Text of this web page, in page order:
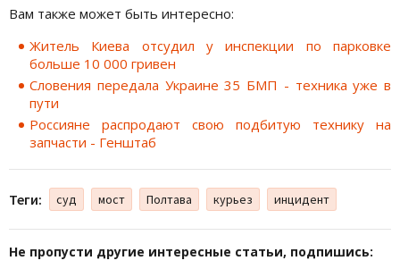
Вам также может быть интересно:
Житель Киева отсудил у инспекции по парковке
больше 10 000 гривен
Словения передала Украине 35 БМП - техника уже в
пути
Россияне распродают свою подбитую технику на
запчасти - Генштаб
Теги: суд мост Полтава курьез инцидент
Не пропусти другие интересные статьи, подпишись: